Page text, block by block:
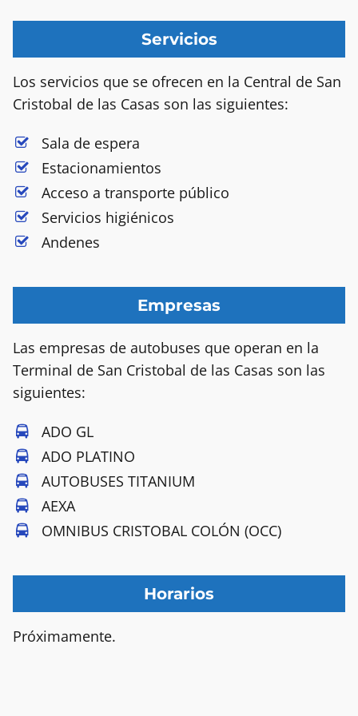
Servicios
Los servicios que se ofrecen en la Central de San
Cristobal de las Casas son las siguientes:
Sala de espera
Estacionamientos
Acceso a transporte público
Servicios higiénicos
Andenes
Empresas
Las empresas de autobuses que operan en la
Terminal de San Cristobal de las Casas son las
siguientes:
ADO GL
ADO PLATINO
AUTOBUSES TITANIUM
AEXA
OMNIBUS CRISTOBAL COLÓN (OCC)
Horarios
Próximamente.